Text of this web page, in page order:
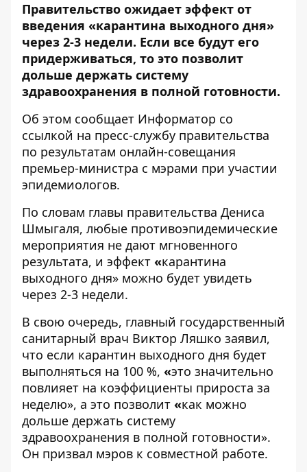
Правительство ожидает эффект от
введения «карантина выходного дня»
через 2-3 недели. Если все будут его
придерживаться, то это позволит
дольше держать систему
здравоохранения в полной готовности.
Об этом сообщает Информатор со
ссылкой на пресс-службу правительства
по результатам онлайн-совещания
премьер-министра с мэрами при участии
эпидемиологов.
По словам главы правительства Дениса
Шмыгаля, любые противоэпидемические
мероприятия не дают мгновенного
результата, и эффект «карантина
выходного дня» можно будет увидеть
через 2-3 недели.
В свою очередь, главный государственный
санитарный врач Виктор Ляшко заявил,
что если карантин выходного дня будет
выполняться на 100 %, «это значительно
повлияет на коэффициенты прироста за
неделю», а это позволит «как можно
дольше держать систему
здравоохранения в полной готовности».
Он призвал мэров к совместной работе.